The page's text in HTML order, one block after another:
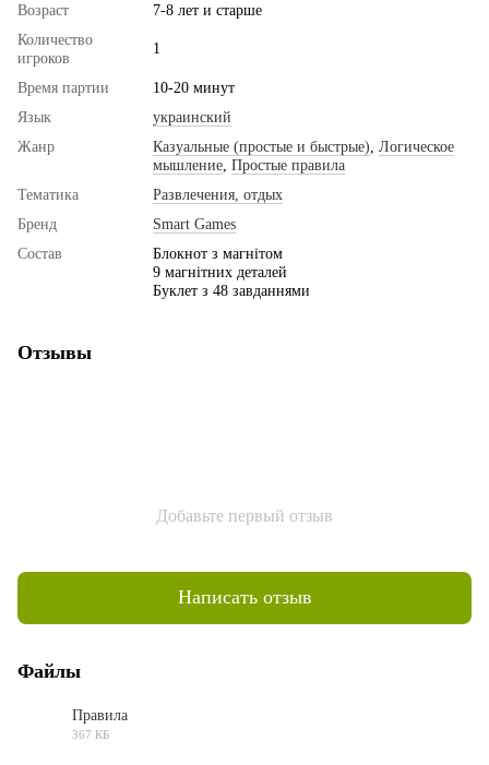
Возраст
7-8 лет и старше
Количество
игроков
1
Время партии
10-20 минут
Язык
украинский
Жанр
Казуальные (простые и быстрые) Логическое
мышление Простые правила
Тематика
Развлечения, отдых
Бренд
Smart Games
Состав
Блокнот з магнітом
9 магнітних деталей
Буклет з 48 завданнями
Отзывы
Добавьте первый отзыв
Написать отзыв
Файлы
Правила
367 КБ